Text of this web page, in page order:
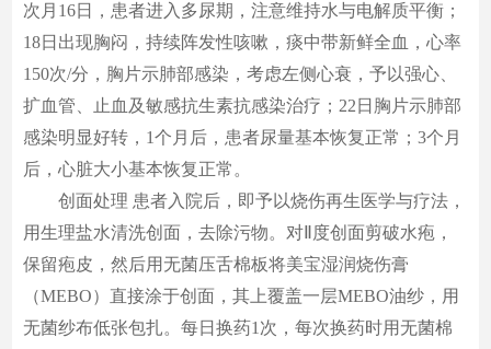
次月16日，患者进入多尿期，注意维持水与电解质平衡；
18日出现胸闷，持续阵发性咳嗽，痰中带新鲜全血，心率
150次/分，胸片示肺部感染，考虑左侧心衰，予以强心、
扩血管、止血及敏感抗生素抗感染治疗；22日胸片示肺部
感染明显好转，1个月后，患者尿量基本恢复正常；3个月
后，心脏大小基本恢复正常。
创面处理 患者入院后，即予以烧伤再生医学与疗法，
用生理盐水清洗创面，去除污物。对Ⅱ度创面剪破水疱，
保留疱皮，然后用无菌压舌棉板将美宝湿润烧伤膏
（MEBO）直接涂于创面，其上覆盖一层MEBO油纱，用
无菌纱布低张包扎。每日换药1次，每次换药时用无菌棉